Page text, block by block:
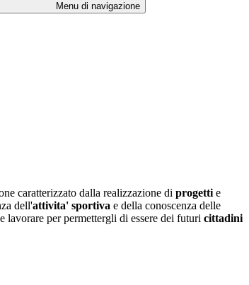
Menu di navigazione
caratterizzato dalla realizzazione di progetti e
dell'attivita' sportiva e della conoscenza delle
lavorare per permettergli di essere dei futuri cittadini